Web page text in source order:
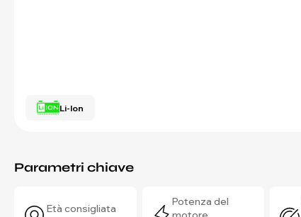
Li-Ion
Parametri chiave
Età consigliata
Potenza del